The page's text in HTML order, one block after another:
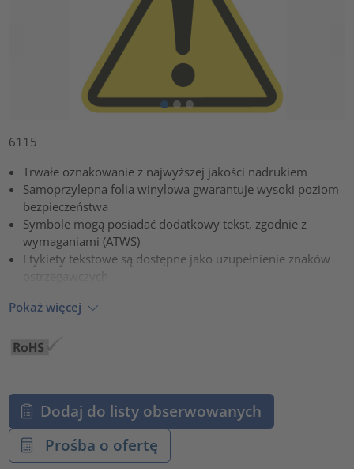
6115
Trwałe oznakowanie z najwyższej jakości nadrukiem
Samoprzylepna folia winylowa gwarantuje wysoki poziom
bezpieczeństwa
Symbole mogą posiadać dodatkowy tekst, zgodnie z
wymaganiami (ATWS)
Etykiety tekstowe są dostępne jako uzupełnienie znaków
Pokaż więcej
Dodaj do listy obserwowanych
Prośba o ofertę